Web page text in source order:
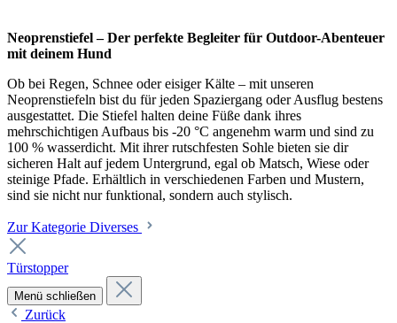
Neoprenstiefel – Der perfekte Begleiter für Outdoor-Abenteuer
mit deinem Hund
Ob bei Regen, Schnee oder eisiger Kälte – mit unseren
Neoprenstiefeln bist du für jeden Spaziergang oder Ausflug bestens
ausgestattet. Die Stiefel halten deine Füße dank ihres
mehrschichtigen Aufbaus bis -20 °C angenehm warm und sind zu
100 % wasserdicht. Mit ihrer rutschfesten Sohle bieten sie dir
sicheren Halt auf jedem Untergrund, egal ob Matsch, Wiese oder
steinige Pfade. Erhältlich in verschiedenen Farben und Mustern,
sind sie nicht nur funktional, sondern auch stylisch.
Zur Kategorie Diverses
Türstopper
Menü schließen
Zurück